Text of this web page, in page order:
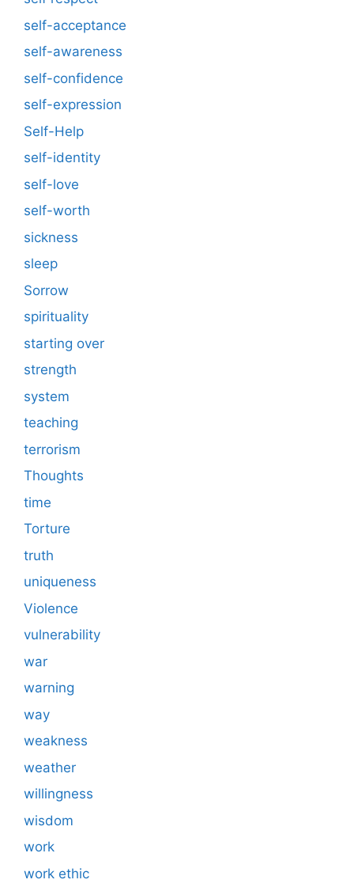
self-acceptance
self-awareness
self-confidence
self-expression
Self-Help
self-identity
self-love
self-worth
sickness
sleep
Sorrow
spirituality
starting over
strength
system
teaching
terrorism
Thoughts
time
Torture
truth
uniqueness
Violence
vulnerability
war
warning
way
weakness
weather
willingness
wisdom
work
work ethic